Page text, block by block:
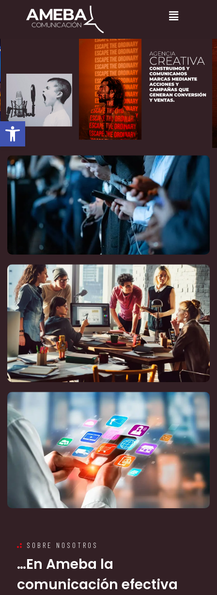
Abrir barra de herramientas
SOBRE NOSOTROS
…En Ameba la
comunicación efectiva